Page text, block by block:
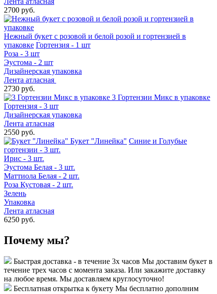
2700 руб.
Нежный букет с розовой и белой розой и гортензией в
упаковке Гортензия - 1 шт
Роза - 3 шт
Эустома - 2 шт
Дизайнерская упаковка
Лента атласная
2730 руб.
3 Гортензии Микс в упаковке
Гортензия - 3 шт
Дизайнерская упаковка
Лента атласная
2550 руб.
Букет "Линейка" Синие и Голубые
гортензии - 3 шт.
Ирис - 3 шт.
Эустома Белая - 3 шт.
Маттиола Белая - 2 шт.
Роза Кустовая - 2 шт.
Зелень
Упаковка
Лента атласная
6250 руб.
Почему мы?
Быстрая доставка - в течение 3х часов Мы доставим букет в
течение трех часов с момента заказа. Или закажите доставку
на любое время. Мы доставляем круглосуточно!
Бесплатная открытка к букету Мы бесплатно дополним